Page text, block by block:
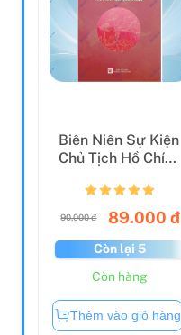
Biên Niên Sự Kiện
Chủ Tịch Hồ Chí
An...
90.000 đ 89.000 đ
Còn lại 5
Còn hàng
Thêm vào giỏ hàng